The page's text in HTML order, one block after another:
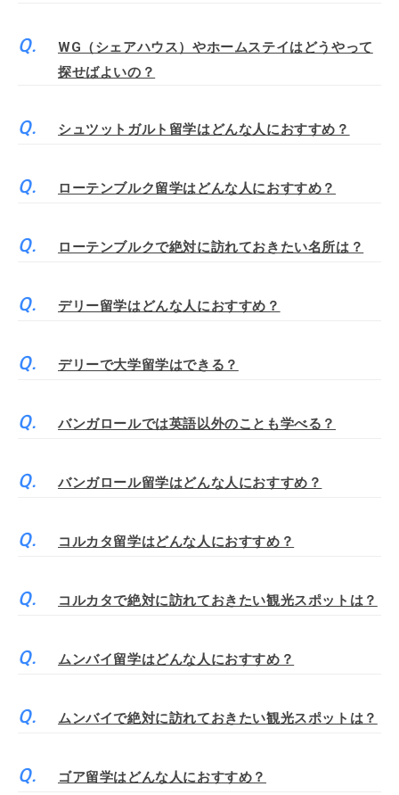
WG（シェアハウス）やホームステイはどうやって
探せばよいの？
シュツットガルト留学はどんな人におすすめ？
ローテンブルク留学はどんな人におすすめ？
ローテンブルクで絶対に訪れておきたい名所は？
デリー留学はどんな人におすすめ？
デリーで大学留学はできる？
バンガロールでは英語以外のことも学べる？
バンガロール留学はどんな人におすすめ？
コルカタ留学はどんな人におすすめ？
コルカタで絶対に訪れておきたい観光スポットは？
ムンバイ留学はどんな人におすすめ？
ムンバイで絶対に訪れておきたい観光スポットは？
ゴア留学はどんな人におすすめ？